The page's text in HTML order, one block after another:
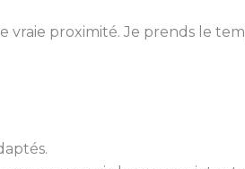
vraie proximité. Je prends le